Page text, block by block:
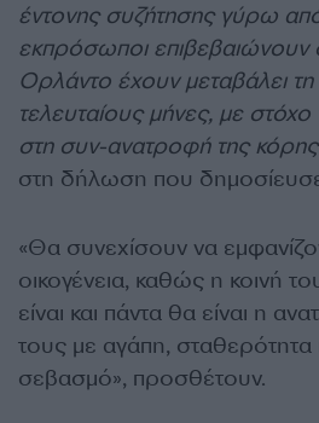
έντονης συζήτησης γύρω
εκπρόσωποι επιβεβαιώνουν
Ορλάντο έχουν μεταβάλει
τελευταίους μήνες, με
στη συν-ανατροφή της
στη δήλωση που
«Θα συνεχίσουν να
οικογένεια, καθώς η κοινή
είναι και πάντα θα είναι η
τους με αγάπη, σταθερότητα
σεβασμό», προσθέτουν.